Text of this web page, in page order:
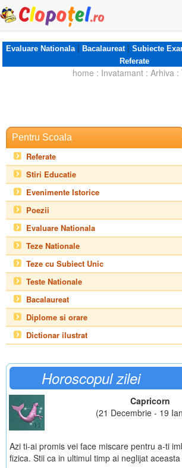
Pentru Scoala
Referate
Stiri Educatie
Evenimente Istorice
Poezii
Evaluare Nationala
Teze Nationale
Teze cu Subiect Unic
Teste Nationale
Bacalaureat
Diplome si orare
Dictionar ilustrat
Horoscopul zilei
Capricorn
(21 Decembrie - 19
Azi ti-ai promis vei face miscare pentru a-ti
fizica. Stii ca in ultimul timp ai neglijat
Evaluare Nationala| Bacalaureat| Subiecte
Referate
home : Invatamant : Arhiva :